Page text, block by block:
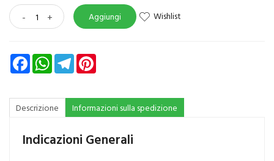
- + Aggiungi Wishlist
FacebookWhatsAppTelegram
Descrizione Informazioni sulla spedizione
Indicazioni Generali